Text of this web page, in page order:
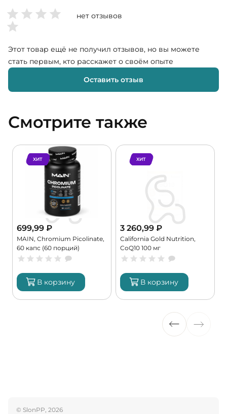
нет отзывов
Этот товар ещё не получил отзывов, но вы можете
стать первым, кто расскажет о своём опыте
Оставить отзыв
Смотрите также
ХИТ
699,99 ₽
MAIN, Chromium Picolinate,
60 капс (60 порций)
В корзину
ХИТ
3 260,99 ₽
California Gold Nutrition,
CoQ10 100 мг
В корзину
© SlonPP, 2026